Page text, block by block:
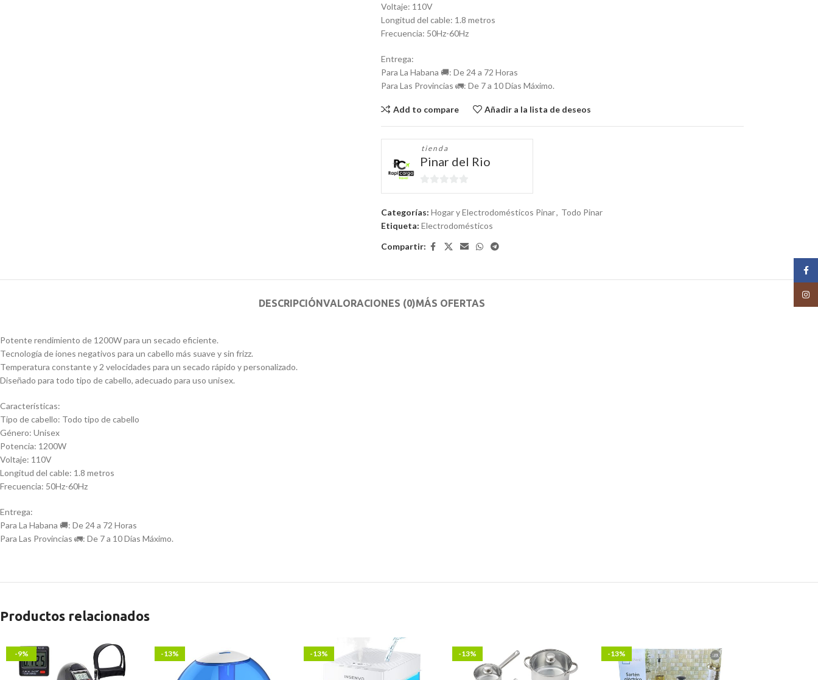
Voltaje: 110V
Longitud del cable: 1.8 metros
Frecuencia: 50Hz-60Hz
Entrega:
Para La Habana 🚚: De 24 a 72 Horas
Para Las Provincias 🚛: De 7 a 10 Días Máximo.
Add to compare Añadir a la lista de deseos
tienda
Pinar del Rio
0
Categorías: Hogar y Electrodomésticos Pinar, Todo Pinar
Etiqueta: Electrodomésticos
Compartir:
DESCRIPCIÓNVALORACIONES (0)MÁS OFERTAS
Potente rendimiento de 1200W para un secado eficiente.
Tecnología de iones negativos para un cabello más suave y sin frizz.
Temperatura constante y 2 velocidades para un secado rápido y personalizado.
Diseñado para todo tipo de cabello, adecuado para uso unisex.
Características:
Tipo de cabello: Todo tipo de cabello
Género: Unisex
Potencia: 1200W
Voltaje: 110V
Longitud del cable: 1.8 metros
Frecuencia: 50Hz-60Hz
Entrega:
Para La Habana 🚚: De 24 a 72 Horas
Para Las Provincias 🚛: De 7 a 10 Días Máximo.
Productos relacionados
-9% -13% -13% -13% -13%